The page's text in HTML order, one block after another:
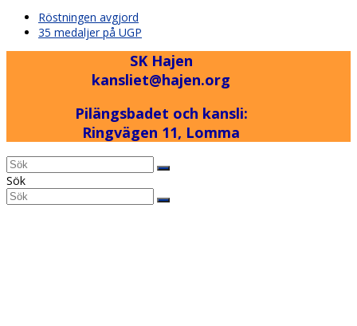
previous
post:
Röstningen avgjord
next
35 medaljer på UGP
SK Hajen
kansliet@hajen.org
Pilängsbadet och kansli:
Ringvägen 11, Lomma
Back
To
Sök
Sök
Submit